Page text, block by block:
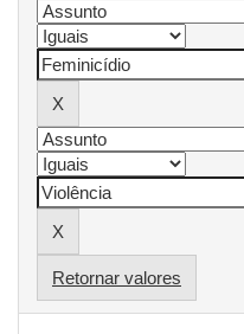
Retornar valores